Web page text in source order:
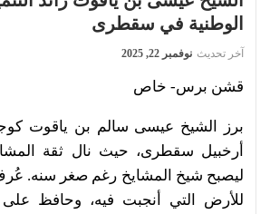
الوطنية في سقطرى
آخر تحديث نوفمبر 22, 2025
قشن برس- خاص
برز الشيخ عيسى سالم بن ياقوت
أرخبيل سقطرى، حيث نال ثقة
ليصبح شيخ المشايخ رغم صغر سنه.
للأرض التي أنجبت فيه، وحافظ على